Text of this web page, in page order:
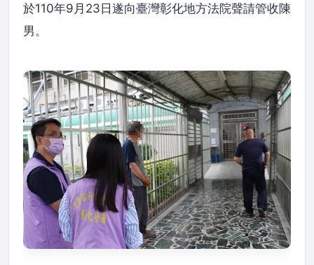
於110年9月23日遂向臺灣彰化地方法院聲請管收陳
男。